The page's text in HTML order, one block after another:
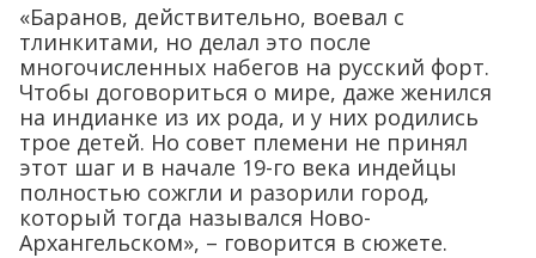
«Баранов, действительно, воевал с
тлинкитами, но делал это после
многочисленных набегов на русский форт.
Чтобы договориться о мире, даже женился
на индианке из их рода, и у них родились
трое детей. Но совет племени не принял
этот шаг и в начале 19-го века индейцы
полностью сожгли и разорили город,
который тогда назывался Ново-
Архангельском», – говорится в сюжете.